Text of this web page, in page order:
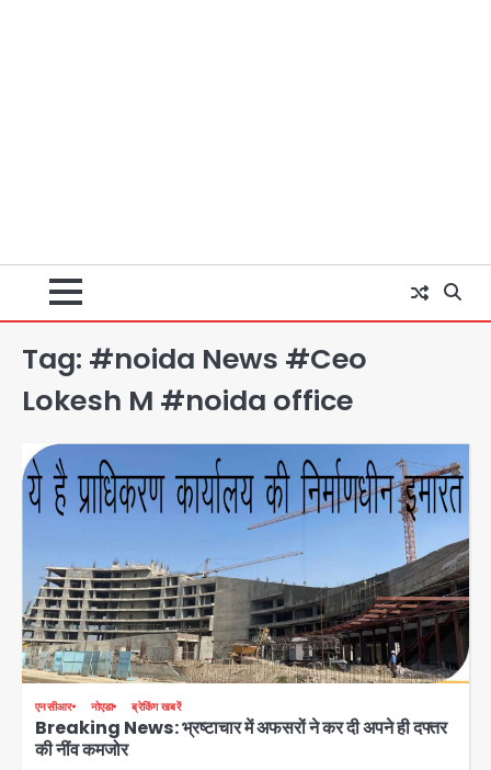
Tag: #noida News #Ceo
Lokesh M #noida office
एनसीआर नोएडा ब्रेकिंग खबरें
Breaking News: भ्रष्टाचार में अफसरों ने कर दी अपने ही दफ्तर
की नींव कमजोर
रनवे पर ट्रेनी विमान क्रैश, जांच शुरू
पुणे में प्रशिक्षण विमान हादसे का शिकार, कोई
हताहत नहीं
4
Greater Noida Gas
Connection Fraud: बुजुर्ग से वीडियो
कॉल पर 9.77 लाख की साइबर फ्रॉड
Avinash Kumar
Taylor Swift: ट्रंप कैंपेन-व्हाइट हाउस